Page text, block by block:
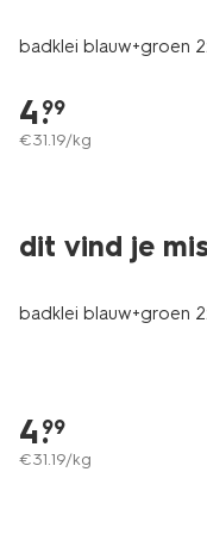
badklei blauw+groen
4.
99
€31.19/kg
dit vind je
2+1 gratis
badklei blauw+groen
4.
99
€31.19/kg